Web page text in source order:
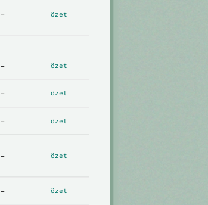
- özet
- özet
- özet
- özet
- özet
- özet